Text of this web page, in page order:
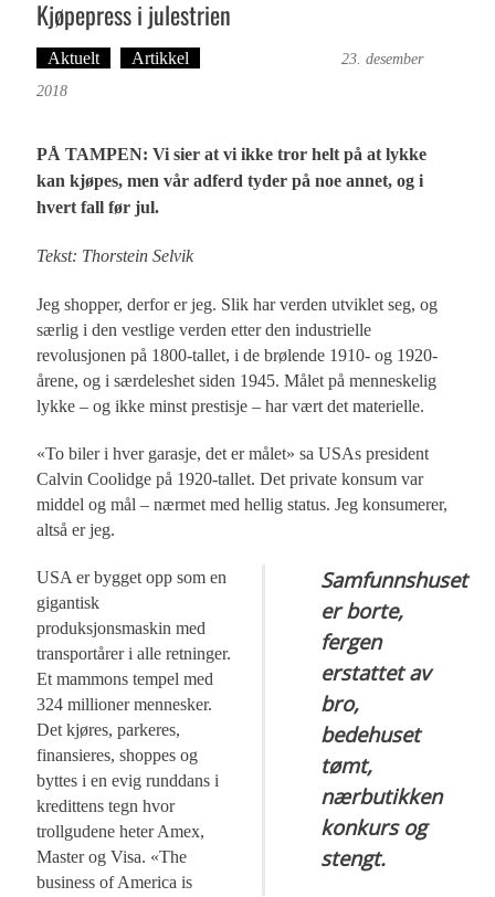
Kjøpepress i julestrien
Aktuelt Artikkel
23. desember
2018
PÅ TAMPEN: Vi sier at vi ikke tror helt på at lykke
kan kjøpes, men vår adferd tyder på noe annet, og i
hvert fall før jul.
Tekst: Thorstein Selvik
Jeg shopper, derfor er jeg. Slik har verden utviklet seg, og
særlig i den vestlige verden etter den industrielle
revolusjonen på 1800-tallet, i de brølende 1910- og 1920-
årene, og i særdeleshet siden 1945. Målet på menneskelig
lykke – og ikke minst prestisje – har vært det materielle.
«To biler i hver garasje, det er målet» sa USAs president
Calvin Coolidge på 1920-tallet. Det private konsum var
middel og mål – nærmet med hellig status. Jeg konsumerer,
altså er jeg.
Samfunnshuset
er borte,
fergen
erstattet av
bro,
bedehuset
tømt,
nærbutikken
konkurs og
stengt.
USA er bygget opp som en
gigantisk
produksjonsmaskin med
transportårer i alle retninger.
Et mammons tempel med
324 millioner mennesker.
Det kjøres, parkeres,
finansieres, shoppes og
byttes i en evig runddans i
kredittens tegn hvor
trollgudene heter Amex,
Master og Visa. «The
business of America is